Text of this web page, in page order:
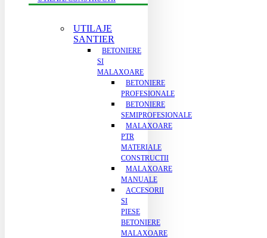
UTILAJE
SANTIER
BETONIERE
SI
MALAXOARE
BETONIERE
PROFESIONALE
BETONIERE
SEMIPROFESIONALE
MALAXOARE
PTR
MATERIALE
CONSTRUCTII
MALAXOARE
MANUALE
ACCESORII
SI
PIESE
BETONIERE
MALAXOARE